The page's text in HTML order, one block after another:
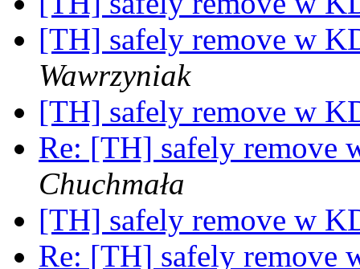
[TH] safely remove w
Wawrzyniak
[TH] safely remove w
Re: [TH] safely remove
Chuchmała
[TH] safely remove w
Re: [TH] safely remove